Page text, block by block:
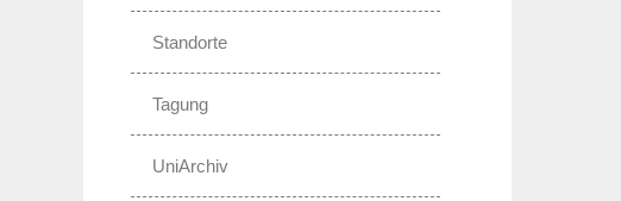
Standorte
Tagung
UniArchiv